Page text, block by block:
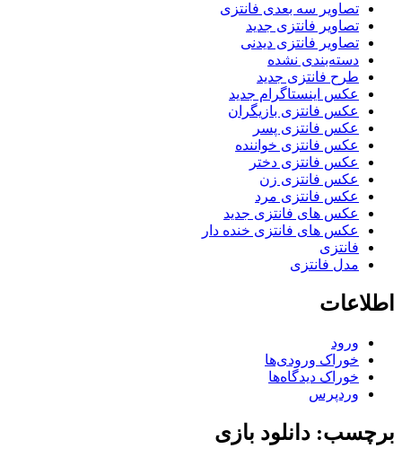
تصاویر سه بعدی فانتزی
تصاویر فانتزی جدید
تصاویر فانتزی دیدنی
دسته‌بندی نشده
طرح فانتزی جدید
عکس اینستاگرام جدید
عکس فانتزی بازیگران
عکس فانتزی پسر
عکس فانتزی خواننده
عکس فانتزی دختر
عکس فانتزی زن
عکس فانتزی مرد
عکس های فانتزی جدید
عکس های فانتزی خنده دار
فانتزی
مدل فانتزی
اطلاعات
ورود
خوراک ورودی‌ها
خوراک دیدگاه‌ها
وردپرس
برچسب: دانلود بازی